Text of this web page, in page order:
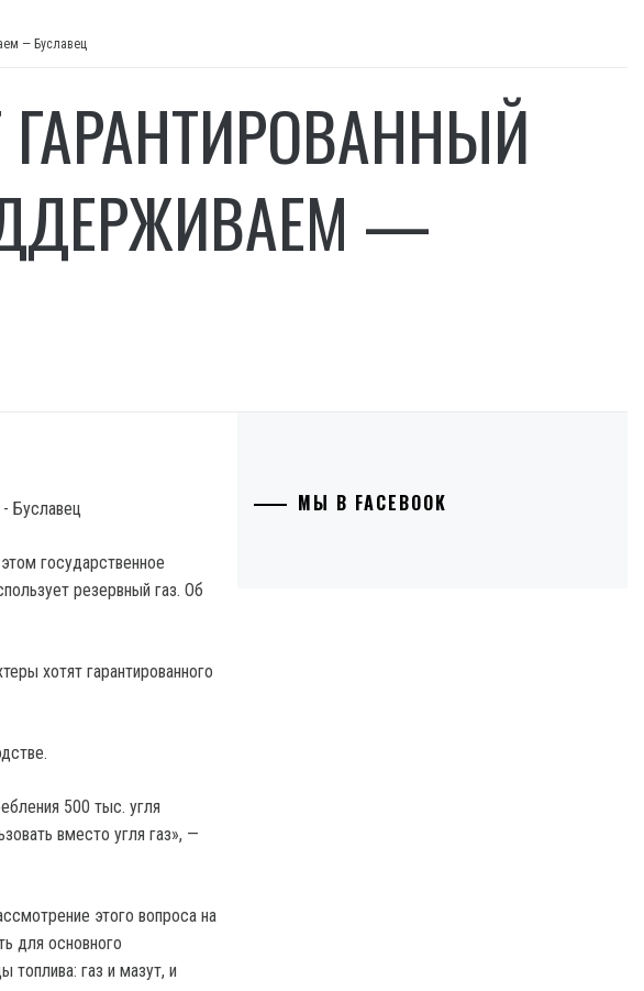
— Буславец
—
государственное
резервный газ. Об
хотят гарантированного
500 тыс. угля
вместо угля газ», —
этого вопроса на
для основного
топлива: газ и мазут, и
МЫ В FACEBOOK